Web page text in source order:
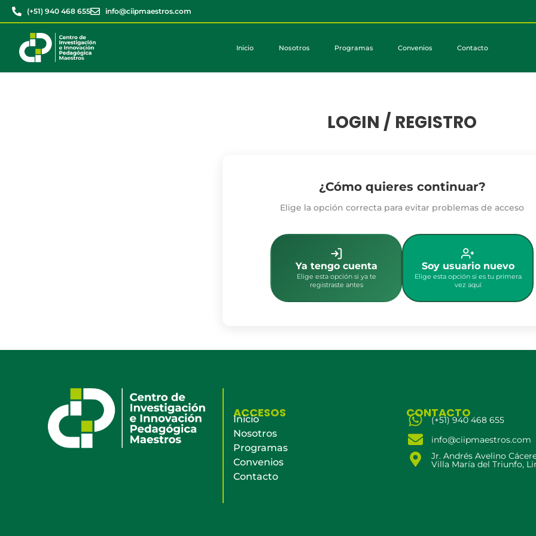
(+51) 940 468 655 info@ciipmaestros.com
Inicio Nosotros Programas Convenios Contacto
LOGIN / REGISTRO
¿Cómo quieres continuar?
Elige la opción correcta para evitar problemas de acceso
Ya tengo cuenta
Elige esta opción si ya te
registraste antes
Soy usuario nuevo
Elige esta opción si es tu primera
vez aquí
ACCESOS
Inicio
Nosotros
Programas
Convenios
Contacto
CONTACTO
(+51) 940 468 655
info@ciipmaestros.com
Jr. Andrés Avelino
Villa María del Triunfo,